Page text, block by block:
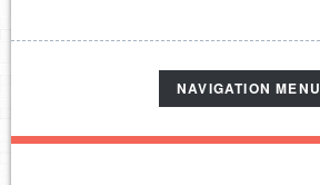
TOGGLE
NAVIGATION
NAVIGATION MENU